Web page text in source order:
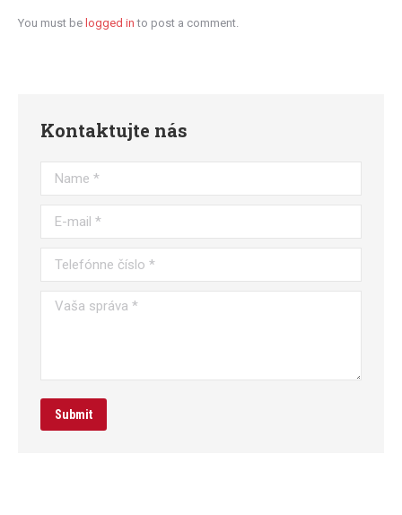
You must be logged in to post a comment.
Kontaktujte nás
Name *
E-mail *
Telefónne číslo *
Vaša správa *
Submit